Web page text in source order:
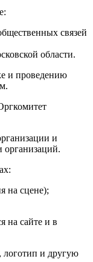
связей
области.
и проведению
и
организаций.
на сцене);
на сайте и в
логотип и другую